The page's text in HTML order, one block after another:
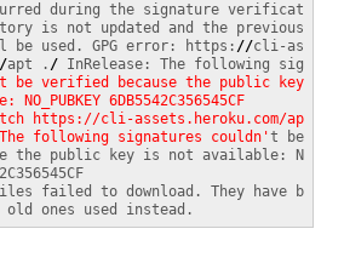
during the signature verificat
is not updated and the previous
used. GPG error: https: //cli-as
apt . / InRelease: The following sig
be verified because the public key
6DB5542C356545CF
https://cli-assets.heroku.com/ap
following signatures couldn't be
the public key is not available: N
failed to download. They have b
ones used instead.